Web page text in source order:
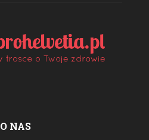
O NAS